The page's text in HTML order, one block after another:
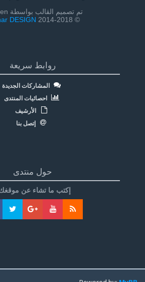
تم تصميم القالب بواسطة NetPen:
© 2014-2018
Mishar DESIGN
روابط سريعة
المشاركات الجديدة
احصائيات المنتدى
الأرشيف
إتصل بنا
حول منتدى
إكتب ما تشاء عن موقغك